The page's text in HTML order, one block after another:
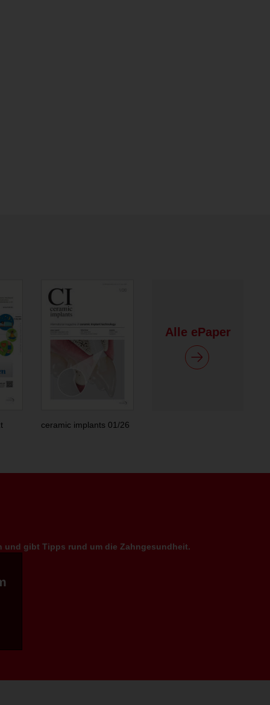
ceramic implants 01/26
Alle ePaper
und gibt Tipps rund um die Zahngesundheit.